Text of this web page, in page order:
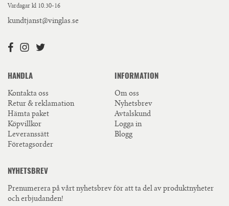
Vardagar kl 10.30-16
kundtjanst@vinglas.se
HANDLA
Kontakta oss
Retur & reklamation
Hämta paket
Köpvillkor
Leveranssätt
Företagsorder
INFORMATION
Om oss
Nyhetsbrev
Avtalskund
Logga in
Blogg
NYHETSBREV
Prenumerera på vårt nyhetsbrev för att ta del av produktnyheter
och erbjudanden!